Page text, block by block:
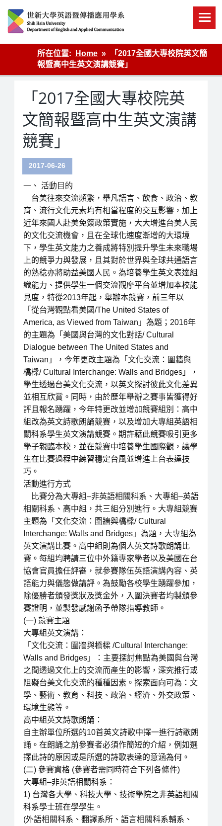
content
英語傳播
所在位置:
Home
「2017全國大專校院英文簡
報暨高中生英文演講競賽」
「2017全國大專校院英
文簡報暨高中生英文演講
競賽」
2017-06-26
一、 活動目的
台美往來交流頻繁，舉凡語言、飲食、政治、教
育、流行文化元素均有相當程度的交互影響，加上
近年來國人赴美免簽政策實施，大大增進台美人民
的文化交流機會，且在全球化速度漸增的大環境
下，學生英文能力之養成將特別提升學生未來職場
上的競爭力與發展，且其對於世界與全球共通語言
的熟稔亦將助益美國人民。為培養學生英文表達組
織能力、提供學生一個交流觀摩平台並增加本校能
見度，特從2013年起，舉辦本競賽，前三年以
「從台灣觀點看美國/The United States of
America, as Viewed from Taiwan」為題；2016年
的主題為「美國與台灣的文化對話/ Cultural
Dialogue between The United States and
Taiwan」，今年更改主題為「文化交流：圍牆與
橋樑/ Cultural Interchange: Walls and Bridges」，
學生透過台美文化交流，以英文探討彼此文化差異
並相互欣賞。同時，由於歷年舉辦之賽事皆獲得好
評且報名踴躍，今年特更改並增加競賽組別：高中
組改為英文詩歌朗誦競賽，以及增加大專組英語相
關科系學生英文演講競賽。期許藉此競賽吸引更多
學子親臨本校，並在競賽中培養學生國際觀，讓學
生在比賽過程中練習穩定台風並增進上台表達技
巧。
活動進行方式
比賽分為大專組–非英語相關科系、大專組–英語
相關科系、高中組，共三組分別進行。大專組競賽
主題為「文化交流：圍牆與橋樑/ Cultural
Interchange: Walls and Bridges」為題，大專組為
英文演講比賽。高中組則為個人英文詩歌朗誦比
賽。每組均聘請三位中外籍專家學者以及美國在台
協會官員擔任評審，就參賽隊伍英語演講內容、英
語能力與儀態做講評。為鼓勵各校學生踴躍參加，
除優勝者頒發獎狀及獎金外，入圍決賽者均製頒參
賽證明，並製發感謝函予帶隊指導教師。
(一) 競賽主題
大專組英文演講：
「文化交流：圍牆與橋樑 /Cultural Interchange:
Walls and Bridges」：主要探討焦點為美國與台灣
之間透過文化上的交流而產生的影響，深究推行或
阻礙台美文化交流的種種因素。探索面向可為：文
學、藝術、教育、科技、政治、經濟、外交政策、
環境生態等。
高中組英文詩歌朗誦：
自主辦單位所選的10首英文詩歌中擇一進行詩歌朗
誦。在朗誦之前參賽者必須作簡短的介紹，例如選
擇此詩的原因或是所選的詩歌表達的意涵為何。
(二) 參賽資格 (參賽者需同時符合下列各條件)
大專組–非英語相關科系：
1) 台灣各大學、科技大學、技術學院之非英語相關
科系學士班在學學生。
(外語相關科系、翻譯系所、語言相關科系輔系、